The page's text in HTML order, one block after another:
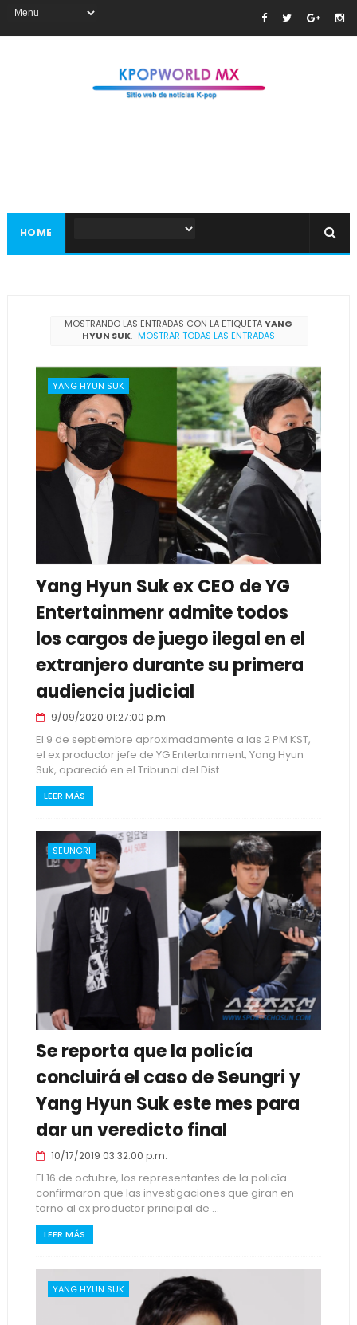
HOME
MOSTRANDO LAS ENTRADAS CON LA ETIQUETAYANG
HYUN SUK. MOSTRAR TODAS LAS ENTRADAS
YANG HYUN SUK
Yang Hyun Suk ex CEO de YG
Entertainmenr admite todos
los cargos de juego ilegal en el
extranjero durante su primera
audiencia judicial
9/09/2020 01:27:00 p.m.
El 9 de septiembre aproximadamente a las 2 PM KST,
el ex productor jefe de YG Entertainment, Yang Hyun
Suk, apareció en el Tribunal del Dist...
LEER MÁS
SEUNGRI
Se reporta que la policía
concluirá el caso de Seungri y
Yang Hyun Suk este mes para
dar un veredicto final
10/17/2019 03:32:00 p.m.
El 16 de octubre, los representantes de la policía
confirmaron que las investigaciones que giran en
torno al ex productor principal de ...
LEER MÁS
YANG HYUN SUK